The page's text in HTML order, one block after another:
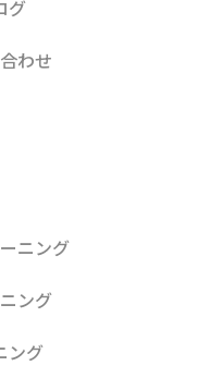
グ
わせ
ニング
ング
ング